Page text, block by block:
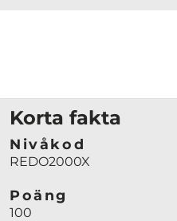
Korta fakta
Nivåkod
REDO2000X
Poäng
100